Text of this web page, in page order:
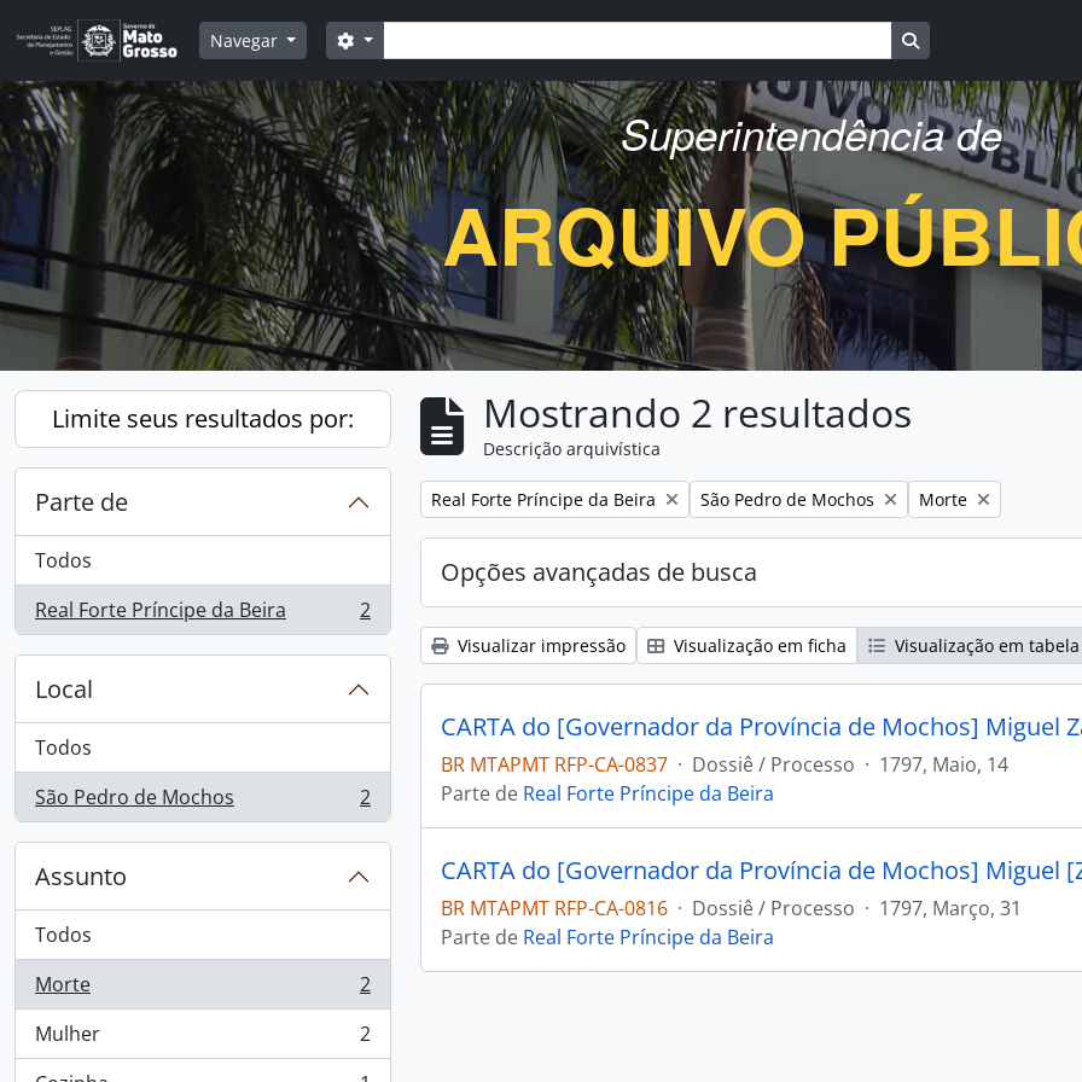
Skip to main content
Navegar
Buscar
Opções de busca
Superintendência de
ARQUIVO
Limite seus resultados por:
Parte de
Todos
Real Forte Príncipe da Beira
, 2 resultados 2
Local
Todos
São Pedro de Mochos
, 2 resultados 2
Assunto
Todos
Morte
, 2 resultados
2
Mulher
, 2 resultados
2
Mostrando 2 resultados
Descrição arquivística
Remover filtro:
Real Forte Príncipe da Beira Remover filtro:
São Pedro de Mochos Remover filtro:
Morte
Opções avançadas de busca
Visualizar impressão Visualização em ficha Visualização em tabela
BR MTAPMT RFP-CA-0837 · Dossiê / Processo · 1797, Maio, 14
Parte de Real Forte Príncipe da Beira
BR MTAPMT RFP-CA-0816 · Dossiê / Processo · 1797, Março, 31
Parte de Real Forte Príncipe da Beira